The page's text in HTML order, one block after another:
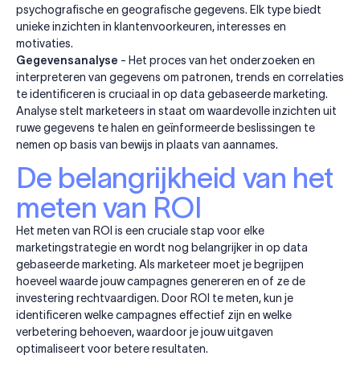
psychografische en geografische gegevens. Elk type biedt
unieke inzichten in klantenvoorkeuren, interesses en
motivaties.
Gegevensanalyse - Het proces van het onderzoeken en
interpreteren van gegevens om patronen, trends en correlaties
te identificeren is cruciaal in op data gebaseerde marketing.
Analyse stelt marketeers in staat om waardevolle inzichten uit
ruwe gegevens te halen en geïnformeerde beslissingen te
nemen op basis van bewijs in plaats van aannames.
De ​​belangrijkheid van het
meten van ROI
Het meten van ROI is een cruciale stap voor elke
marketingstrategie en wordt nog belangrijker in op data
gebaseerde marketing. Als marketeer moet je begrijpen
hoeveel waarde jouw campagnes genereren en of ze de
investering rechtvaardigen. Door ROI te meten, kun je
identificeren welke campagnes effectief zijn en welke
verbetering behoeven, waardoor je jouw uitgaven
optimaliseert voor betere resultaten.